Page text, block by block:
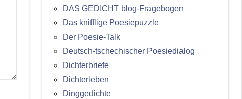
DAS GEDICHT blog-Fragebogen
Das knifflige Poesiepuzzle
Der Poesie-Talk
Deutsch-tschechischer Poesiedialog
Dichterbriefe
Dichterleben
Dinggedichte